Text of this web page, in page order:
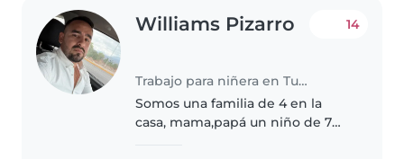
Williams Pizarro
Trabajo para niñera en Turmero
14
Somos una familia de 4 en la
casa, mama,papá un niño de 7